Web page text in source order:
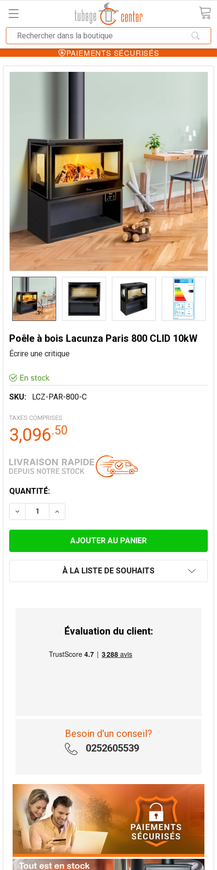
PAIEMENTS SÉCURISÉS
Poêle à bois Lacunza Paris 800 CLID 10kW
Écrire une critique
SKU: LCZ-PAR-800-C
TAXES COMPRISES
3,096.50
STOCK
ACTUEL:
QUANTITÉ:
DIMINUER LA QUANTITÉ DE POÊLE À BOIS LACUNZA
AUGMENTER LA QUANTITÉ DE POÊLE À
À LA LISTE DE SOUHAITS
Évaluation du client:
Besoin d'un conseil?
0252605539